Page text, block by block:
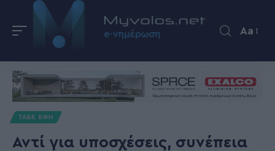
Aa
ΤΑΔΕ ΕΦΗ
Αντί για υποσχέσεις, συνέπεια